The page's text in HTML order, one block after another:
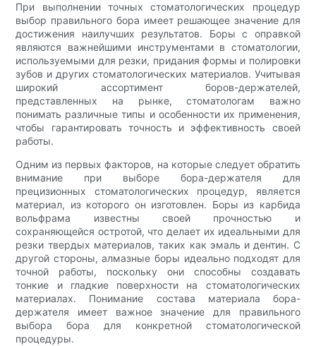
При выполнении точных стоматологических процедур
выбор правильного бора имеет решающее значение для
достижения наилучших результатов. Боры с оправкой
являются важнейшими инструментами в стоматологии,
используемыми для резки, придания формы и полировки
зубов и других стоматологических материалов. Учитывая
широкий ассортимент боров-держателей,
представленных на рынке, стоматологам важно
понимать различные типы и особенности их применения,
чтобы гарантировать точность и эффективность своей
работы.
Одним из первых факторов, на которые следует обратить
внимание при выборе бора-держателя для
прецизионных стоматологических процедур, является
материал, из которого он изготовлен. Боры из карбида
вольфрама известны своей прочностью и
сохраняющейся остротой, что делает их идеальными для
резки твердых материалов, таких как эмаль и дентин. С
другой стороны, алмазные боры идеально подходят для
точной работы, поскольку они способны создавать
тонкие и гладкие поверхности на стоматологических
материалах. Понимание состава материала бора-
держателя имеет важное значение для правильного
выбора бора для конкретной стоматологической
процедуры.